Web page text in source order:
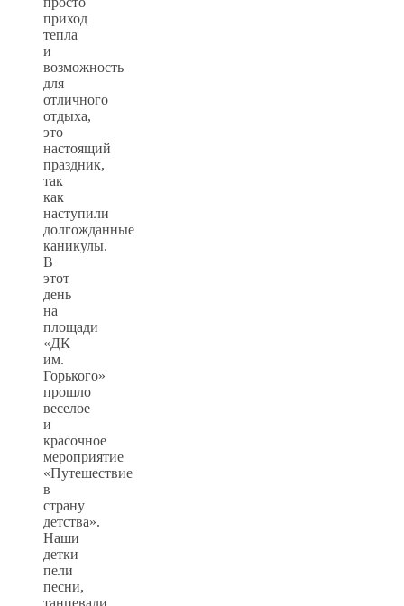
приход
тепла
и
возможность
для
отличного
отдыха,
это
настоящий
праздник,
так
как
наступили
долгожданные
каникулы.
В
этот
день
на
площади
«ДК
им.
Горького»
прошло
веселое
и
красочное
мероприятие
«Путешествие
в
страну
детства».
Наши
детки
пели
песни,